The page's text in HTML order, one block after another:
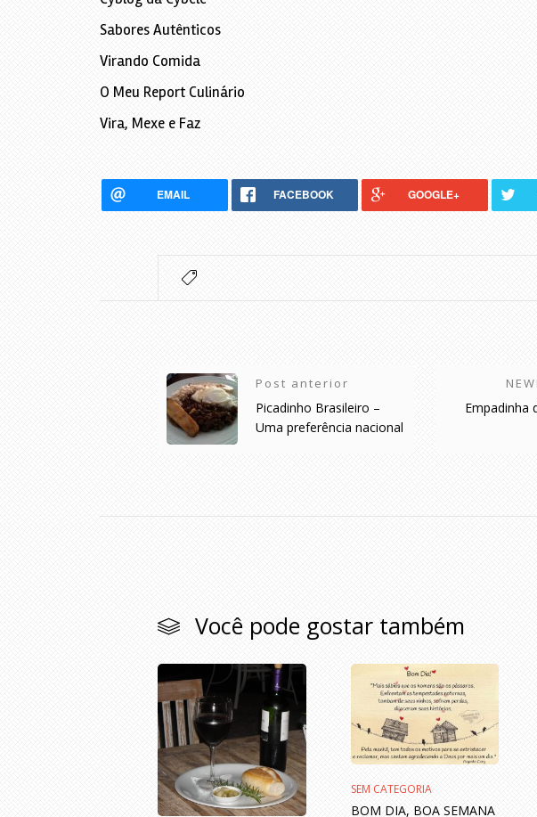
Sabores Autênticos
Virando Comida
O Meu Report Culinário
Vira, Mexe e Faz
EMAIL FACEBOOK GOOGLE+
Post anterior
Picadinho Brasileiro –
Uma preferência nacional
Empadinha
Você pode gostar também
SEM CATEGORIA
BOM DIA, BOA SEMANA